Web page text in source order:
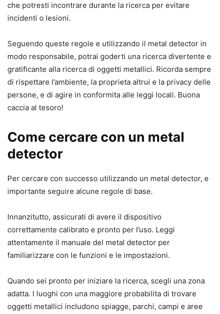
che potresti incontrare durante la ricerca per evitare
incidenti o lesioni.
Seguendo queste regole e utilizzando il metal detector in
modo responsabile, potrai goderti una ricerca divertente e
gratificante alla ricerca di oggetti metallici. Ricorda sempre
di rispettare l’ambiente, la proprieta altrui e la privacy delle
persone, e di agire in conformita alle leggi locali. Buona
caccia al tesoro!
Come cercare con un metal
detector
Per cercare con successo utilizzando un metal detector, e
importante seguire alcune regole di base.
Innanzitutto, assicurati di avere il dispositivo
correttamente calibrato e pronto per l’uso. Leggi
attentamente il manuale del metal detector per
familiarizzare con le funzioni e le impostazioni.
Quando sei pronto per iniziare la ricerca, scegli una zona
adatta. I luoghi con una maggiore probabilita di trovare
oggetti metallici includono spiagge, parchi, campi e aree